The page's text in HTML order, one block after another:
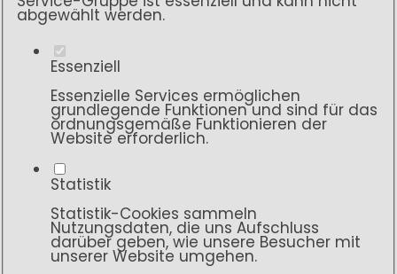
abgewählt werden.
Essenziell
Essenzielle Services ermöglichen
grundlegende Funktionen und sind für das
ordnungsgemäße Funktionieren der
Website erforderlich.
Statistik
Statistik-Cookies sammeln
Nutzungsdaten, die uns Aufschluss
darüber geben, wie unsere Besucher mit
unserer Website umgehen.